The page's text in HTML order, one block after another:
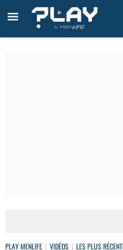
PLAY MENLIFE VIDÉOS LES PLUS